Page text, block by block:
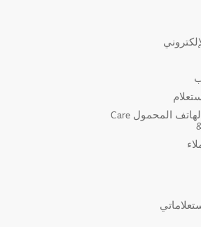
تطبيق الهاتف المحمول Care